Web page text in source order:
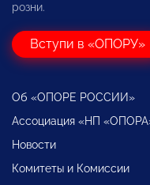
розни.
Вступи в «ОПОРУ»
Об «ОПОРЕ РОССИИ»
Ассоциация «НП
Новости
Комитеты и Комиссии